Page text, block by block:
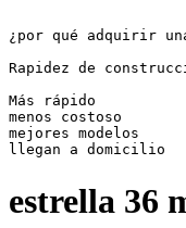
¿por qué adquirir
Rapidez de
Más rápido
menos costoso
mejores modelos
llegan a domicilio
estrella 36